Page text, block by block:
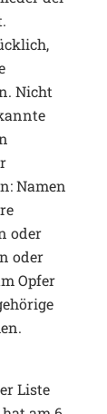
Nicht
Namen
oder
oder
Opfer
Liste